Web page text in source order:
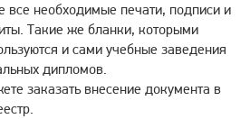
необходимые печати, подписи и
Такие же бланки, которыми
и сами учебные заведения
дипломов.
заказать внесение документа в